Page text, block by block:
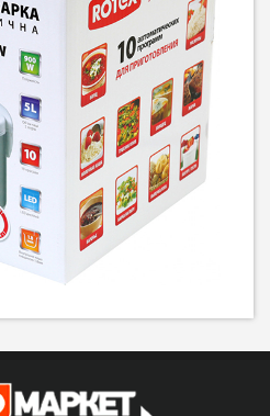
Мультиварка Rotex
RMC503-B, 900 Вт
грн
1 449грн